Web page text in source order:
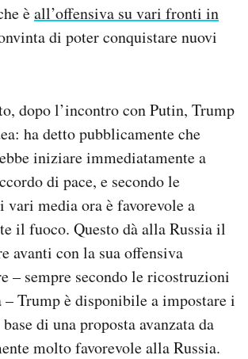
èall’offensiva su vari fronti in
di poter conquistare nuovi
dopo l’incontro con Putin, Trump
ha detto pubblicamente che
iniziare immediatamente a
di pace, e secondo le
vari media ora è favorevole a
il fuoco. Questo dà alla Russia il
avanti con la sua offensiva
– sempre secondo le ricostruzioni
Trump è disponibile a impostare i
di una proposta avanzata da
molto favorevole alla Russia.